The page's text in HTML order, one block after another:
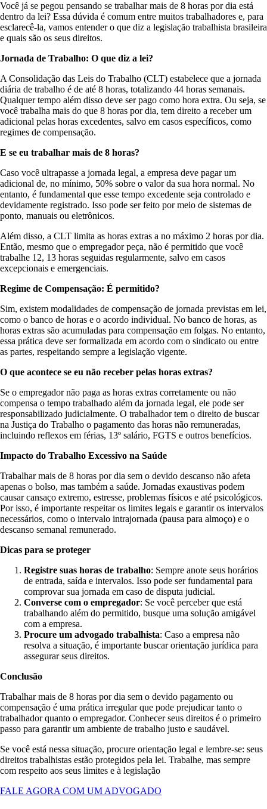
Você já se pegou pensando se trabalhar mais de 8 horas por dia está
dentro da lei? Essa dúvida é comum entre muitos trabalhadores e, para
esclarecê-la, vamos entender o que diz a legislação trabalhista brasileira
e quais são os seus direitos.
Jornada de Trabalho: O que diz a lei?
A Consolidação das Leis do Trabalho (CLT) estabelece que a jornada
diária de trabalho é de até 8 horas, totalizando 44 horas semanais.
Qualquer tempo além disso deve ser pago como hora extra. Ou seja, se
você trabalha mais do que 8 horas por dia, tem direito a receber um
adicional pelas horas excedentes, salvo em casos específicos, como
regimes de compensação.
E se eu trabalhar mais de 8 horas?
Caso você ultrapasse a jornada legal, a empresa deve pagar um
adicional de, no mínimo, 50% sobre o valor da sua hora normal. No
entanto, é fundamental que esse tempo excedente seja controlado e
devidamente registrado. Isso pode ser feito por meio de sistemas de
ponto, manuais ou eletrônicos.
Além disso, a CLT limita as horas extras a no máximo 2 horas por dia.
Então, mesmo que o empregador peça, não é permitido que você
trabalhe 12, 13 horas seguidas regularmente, salvo em casos
excepcionais e emergenciais.
Regime de Compensação: É permitido?
Sim, existem modalidades de compensação de jornada previstas em lei,
como o banco de horas e o acordo individual. No banco de horas, as
horas extras são acumuladas para compensação em folgas. No entanto,
essa prática deve ser formalizada em acordo com o sindicato ou entre
as partes, respeitando sempre a legislação vigente.
O que acontece se eu não receber pelas horas extras?
Se o empregador não paga as horas extras corretamente ou não
compensa o tempo trabalhado além da jornada legal, ele pode ser
responsabilizado judicialmente. O trabalhador tem o direito de buscar
na Justiça do Trabalho o pagamento das horas não remuneradas,
incluindo reflexos em férias, 13º salário, FGTS e outros benefícios.
Impacto do Trabalho Excessivo na Saúde
Trabalhar mais de 8 horas por dia sem o devido descanso não afeta
apenas o bolso, mas também a saúde. Jornadas exaustivas podem
causar cansaço extremo, estresse, problemas físicos e até psicológicos.
Por isso, é importante respeitar os limites legais e garantir os intervalos
necessários, como o intervalo intrajornada (pausa para almoço) e o
descanso semanal remunerado.
Dicas para se proteger
Registre suas horas de trabalho: Sempre anote seus horários
de entrada, saída e intervalos. Isso pode ser fundamental para
comprovar sua jornada em caso de disputa judicial.
Converse com o empregador: Se você perceber que está
trabalhando além do permitido, busque uma solução amigável
com a empresa.
Procure um advogado trabalhista: Caso a empresa não
resolva a situação, é importante buscar orientação jurídica para
assegurar seus direitos.
Conclusão
Trabalhar mais de 8 horas por dia sem o devido pagamento ou
compensação é uma prática irregular que pode prejudicar tanto o
trabalhador quanto o empregador. Conhecer seus direitos é o primeiro
passo para garantir um ambiente de trabalho justo e saudável.
Se você está nessa situação, procure orientação legal e lembre-se: seus
direitos trabalhistas estão protegidos pela lei. Trabalhe, mas sempre
com respeito aos seus limites e à legislação
FALE AGORA COM UM ADVOGADO